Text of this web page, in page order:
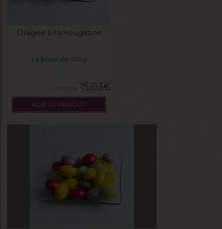
Dragée à la nougatine
La boite de 500g
15,03€
VOIR LE PRODUIT